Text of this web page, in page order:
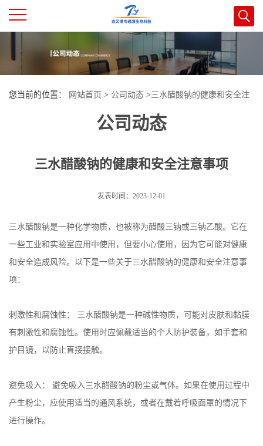
司
介
绍
司
动
产
您当前的位置： 网站首页 > 公司动态 >三水醋酸钠的健康和安全注
公司动态
三水醋酸钠的健康和安全注意事项
发表时间：2023-12-01
三水醋酸钠是一种化学物质，也被称为醋酸三钠或三钠乙酸。它在
一些工业和实验室应用中使用，但要小心使用，因为它可能对健康
和安全造成风险。以下是一些关于三水醋酸钠的健康和安全注意事
项：
刺激性和腐蚀性： 三水醋酸钠是一种碱性物质，可能对皮肤和黏膜
有刺激性和腐蚀性。使用时应佩戴适当的个人防护装备，如手套和
护目镜，以防止直接接触。
避免吸入： 避免吸入三水醋酸钠的粉尘或气体。如果在使用过程中
产生粉尘，应使用适当的通风系统，或者在戴着呼吸面罩的情况下
进行操作。